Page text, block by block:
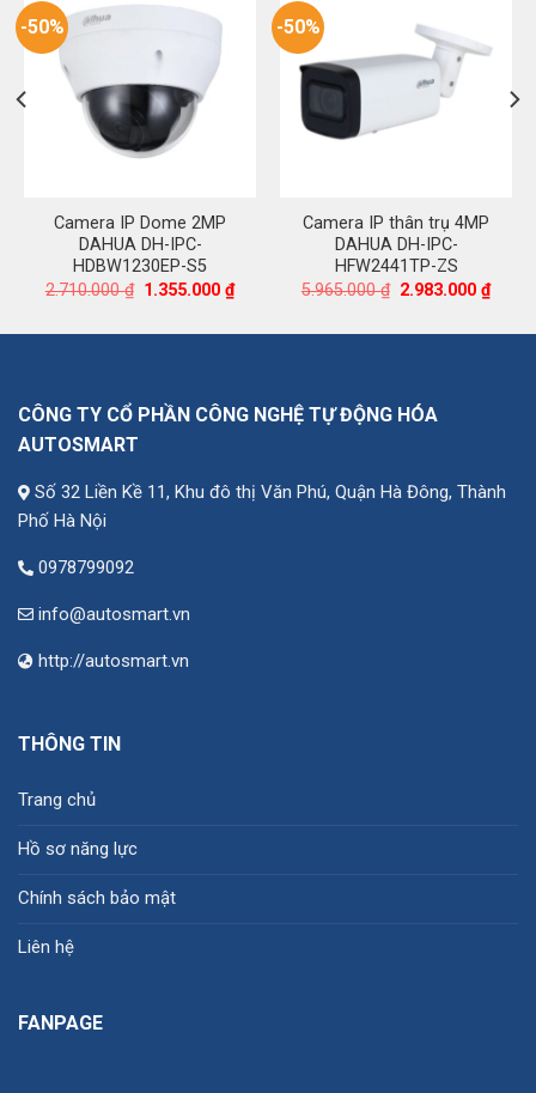
-50%
Camera IP Dome 2MP
DAHUA DH-IPC-
HDBW1230EP-S5
2.710.000₫ Giá
2.710.000 ₫.
1.355.000₫Giá
hiện
là:
-50%
Camera IP thân trụ 4MP
DAHUA DH-IPC-
HFW2441TP-ZS
5.965.000₫ Giá
5.965.000 ₫.
2.983.000₫Giá
hiện
là:
CÔNG TY CỔ PHẦN CÔNG NGHỆ TỰ ĐỘNG HÓA
AUTOSMART
Số 32 Liền Kề 11, Khu đô thị Văn Phú, Quận Hà Đông, Thành
Phố Hà Nội
0978799092
info@autosmart.vn
http://autosmart.vn
THÔNG TIN
Trang chủ
Hồ sơ năng lực
Chính sách bảo mật
Liên hệ
FANPAGE